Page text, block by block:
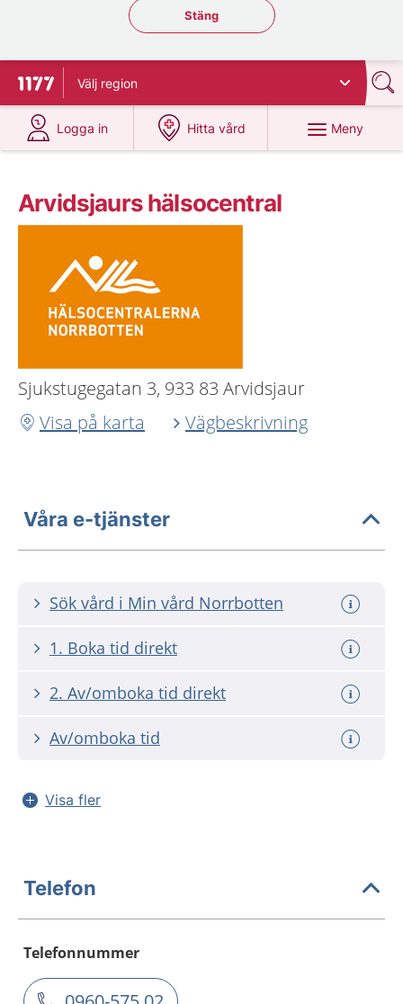
Stäng regionsväljaren
Stäng
Till startsidan för 1177
Välj region
Logga in
på 1177.se
Hitta vård
på 1177.se
Meny
Arvidsjaurs hälsocentral
Sjukstugegatan 3, 933 83 Arvidsjaur
Visa på karta
Vägbeskrivning
Våra e-tjänster
Sök vård i Min vård Norrbotten
1. Boka tid direkt
2. Av/omboka tid direkt
Av/omboka tid
Visa fler
Telefon
Telefonnummer